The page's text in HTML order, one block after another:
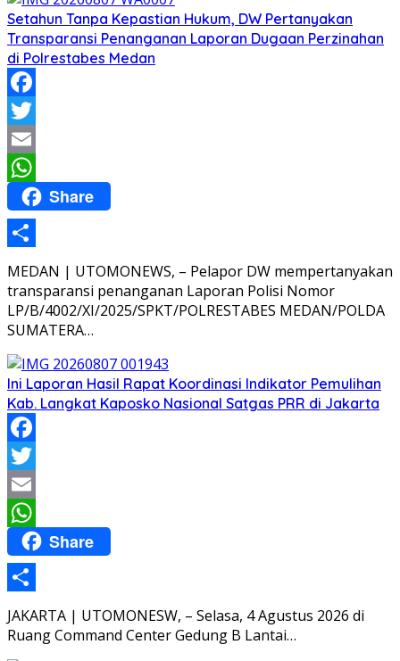
Setahun Tanpa Kepastian Hukum, DW Pertanyakan
Transparansi Penanganan Laporan Dugaan Perzinahan
di Polrestabes Medan
Facebook
Twitter
Email
WhatsApp
Share
Share
MEDAN | UTOMONEWS, – Pelapor DW mempertanyakan
transparansi penanganan Laporan Polisi Nomor
LP/B/4002/XI/2025/SPKT/POLRESTABES MEDAN/POLDA
SUMATERA…
Ini Laporan Hasil Rapat Koordinasi Indikator Pemulihan
Kab. Langkat Kaposko Nasional Satgas PRR di Jakarta
Facebook
Twitter
Email
WhatsApp
Share
Share
JAKARTA | UTOMONESW, – Selasa, 4 Agustus 2026 di
Ruang Command Center Gedung B Lantai…